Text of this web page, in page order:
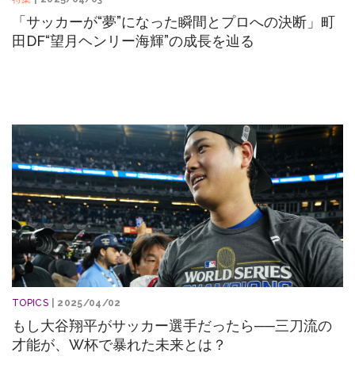
「サッカーが“夢”になった瞬間とプロへの決断」町
田DF“望月ヘンリー海輝”の成長を辿る
TOPICS | 2025/04/02
もし大谷翔平がサッカー選手だったら──三刀流の
才能が、W杯で暴れた未来とは？